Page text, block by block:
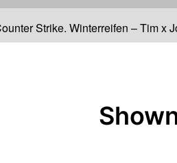
Strike, Winterreifen – Tim x